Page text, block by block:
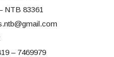
NTB 83361
– 7469979